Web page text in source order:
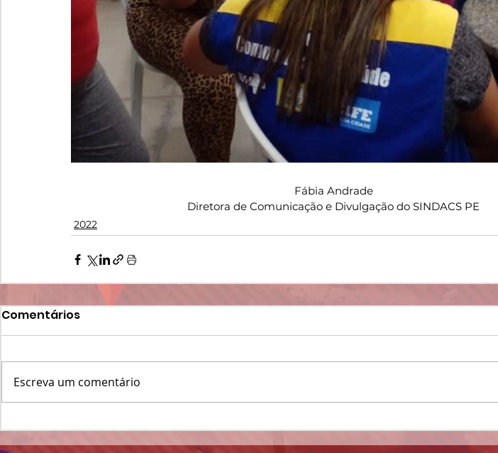
Fábia Andrade
Diretora de Comunicação e Divulgação do SINDACS PE
2022
Comentários
Escreva um comentário